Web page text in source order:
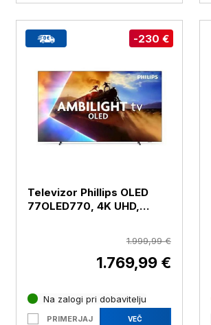
-230 €
Televizor Phillips OLED
77OLED770, 4K UHD,
1.999,99 €
1.769,99 €
Na zalogi pri dobavitelju
PRIMERJAJ VEČ